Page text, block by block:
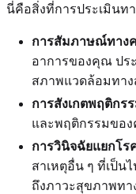
นี่คือสิ่งที่การประเมินท
การสัมภาษณ์ทาง
อาการของคุณ ปร
สภาพแวดล้อมทา
การสังเกตพฤติกร
และพฤติกรรมขอ
การวินิจฉัยแยกโร
สาเหตุอื่น ๆ ที่เป็น
ถึงภาวะสุขภาพทา